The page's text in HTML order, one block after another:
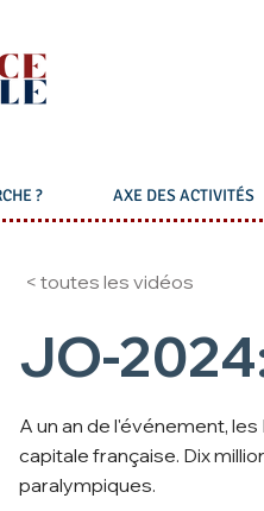
? AXE DES ACTIVITÉS
< toutes les vidéos
JO-
A un an de l'événement,
capitale française. Dix
paralympiques.